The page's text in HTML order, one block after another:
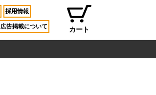
採用情報
広告掲載について カート